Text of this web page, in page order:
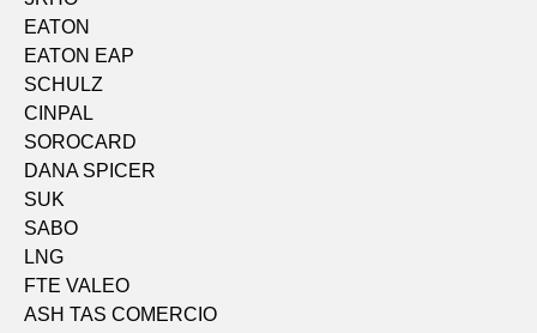
EATON
EATON EAP
SCHULZ
CINPAL
SOROCARD
DANA SPICER
SUK
SABO
LNG
FTE VALEO
ASH TAS COMERCIO